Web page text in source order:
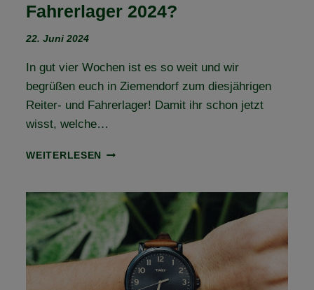
Fahrerlager 2024?
22. Juni 2024
In gut vier Wochen ist es so weit und wir
begrüßen euch in Ziemendorf zum diesjährigen
Reiter- und Fahrerlager! Damit ihr schon jetzt
wisst, welche…
WEITERLESEN
WAS
REITER-
FAHRERLAGER
2024?